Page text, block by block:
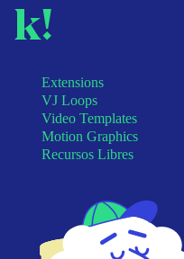
k!
Extensions
VJ Loops
Video Templates
Motion Graphics
Recursos Libres